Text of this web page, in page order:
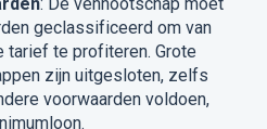
geclassificeerd om van
tarief te profiteren. Grote
zijn uitgesloten, zelfs
voorwaarden voldoen,